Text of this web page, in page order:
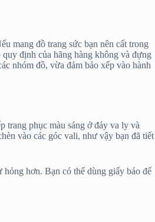
mang đồ trang sức bạn nên cất trong
định của hãng hàng không và đựng
nhóm đồ, vừa đảm bảo xếp vào hành
trang phục màu sáng ở đáy va ly và
vào các góc vali, như vậy bạn đã tiết
hơn. Bạn có thể dùng giấy báo để